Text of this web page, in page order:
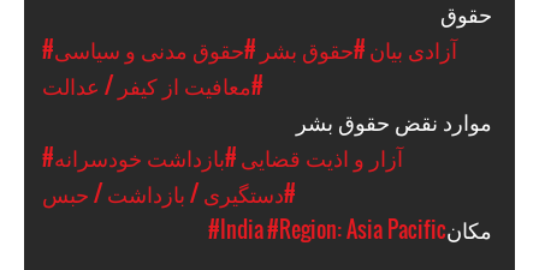
#آزادی بیان#حقوق بشر #حقوق مدنی و سیاسی
#معافیت از کیفر / عدالت
#آزار و اذیت قضایی#بازداشت خودسرانه
#دستگیری / بازداشت / حبس
#India#Region: Asia Pacific